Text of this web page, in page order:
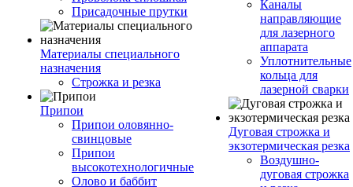
Присадочные прутки
Материалы специального
назначения
Строжка и резка
Припои
Припои оловянно-
свинцовые
Припои
высокотехнологичные
Олово и баббит
Каналы
направляющие
для лазерного
аппарата
Уплотнительные
кольца для
лазерной сварки
Дуговая строжка и
экзотермическая резка
Воздушно-
дуговая строжка